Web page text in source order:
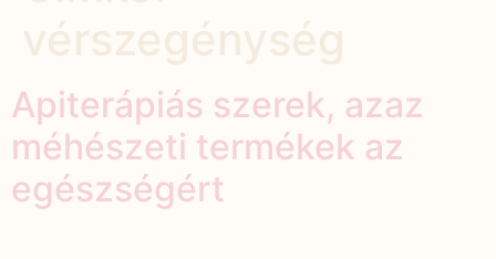
Apiterápiás szerek, azaz
méhészeti termékek az
egészségért